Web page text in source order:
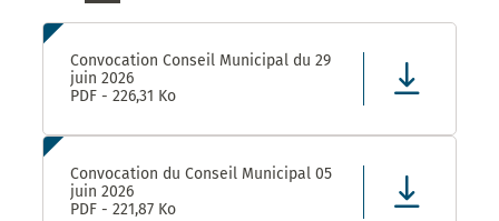
Ressources de Juin 2026
Convocation Conseil Municipal du 29
juin 2026
PDF - 226,31 Ko
Convocation du Conseil Municipal 05
juin 2026
PDF - 221,87 Ko